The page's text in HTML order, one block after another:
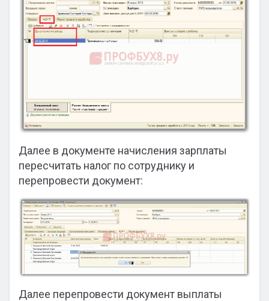
Далее в документе начисления зарплаты
пересчитать налог по сотруднику и
перепровести документ:
Далее перепровести документ выплаты